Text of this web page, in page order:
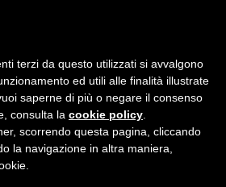
nel Mondo
AGLI ITALIANI CHE
ISTITUZIONALI, A
LA SOCIETÀ E
CITTADINO" ...
SIAMO "ORGOGLIOSI
terzi da questo utilizzati si avvalgono
ed utili alle finalità illustrate
saperne di più o negare il consenso
consulta la cookie policy
scorrendo questa pagina, cliccando
la navigazione in altra maniera,